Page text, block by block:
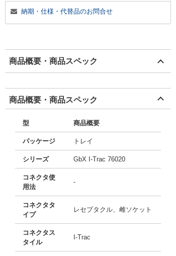
納期・仕様・代替品のお問合せ
商品概要・商品スペック
商品概要・商品スペック
型 商品概要
パッケージ トレイ
シリーズ GbX I-Trac 76020
コネクタ使
用法
-
コネクタタ
イプ
レセプタクル、雌ソケット
コネクタス
タイル
I-Trac